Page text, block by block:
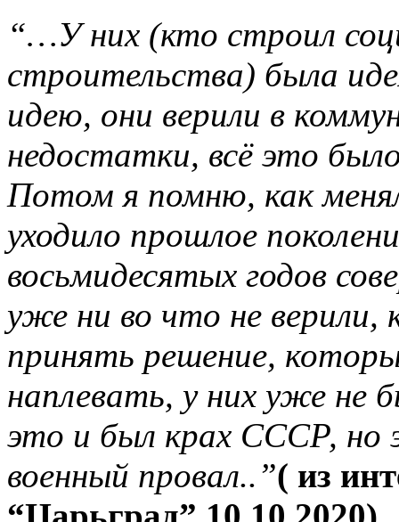
“…У них (кто строил
строительства) была
идею, они верили в
недостатки, всё это
Потом я помню, как
уходило прошлое
восьмидесятых годов
уже ни во что не верили,
принять решение,
наплевать, у них уже не
это и был крах СССР, но
военный провал..”( из